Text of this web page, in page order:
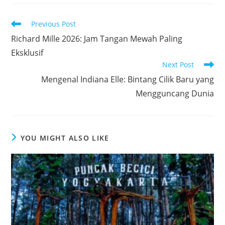
Read
more
articles
Previous Post
Richard Mille 2026: Jam Tangan Mewah Paling
Eksklusif
Next Post
Mengenal Indiana Elle: Bintang Cilik Baru yang
Mengguncang Dunia
YOU MIGHT ALSO LIKE